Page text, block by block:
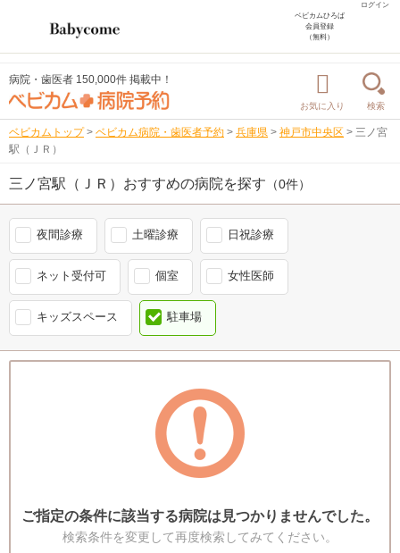
ログイン
ベビカムひろば
会員登録
（無料）
病院・歯医者 150,000件 掲載中！
お気に入り 検索
ベビカムトップ > ベビカム病院・歯医者予約 > 兵庫県 > 神戸市中央区 > 三ノ宮
駅（ＪＲ）
三ノ宮駅（ＪＲ）おすすめの病院を探す （0件）
夜間診療 土曜診療 日祝診療
ネット受付可 個室 女性医師
キッズスペース 駐車場
ご指定の条件に該当する病院は見つかりませんでした。
検索条件を変更して再度検索してみてください。